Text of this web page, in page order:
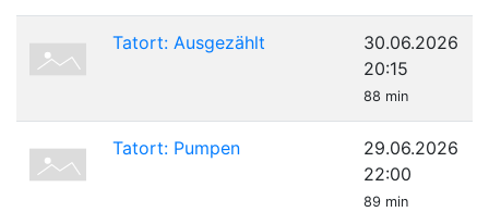
Tatort: Ausgezählt
30.06.2026
20:15
88 min
Tatort: Pumpen
29.06.2026
22:00
89 min